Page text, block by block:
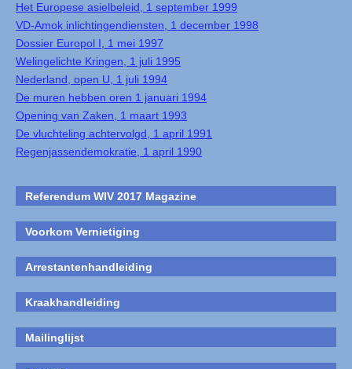
Het Europese asielbeleid, 1 september 1999
VD-Amok inlichtingendiensten, 1 december 1998
Dossier Europol I, 1 mei 1997
Welingelichte Kringen, 1 juli 1995
Nederland, open U, 1 juli 1994
De muren hebben oren 1 januari 1994
Opening van Zaken, 1 maart 1993
De vluchteling achtervolgd, 1 april 1991
Regenjassendemokratie, 1 april 1990
Referendum WIV 2017 Magazine
Voorkom Vernietiging
Arrestantenhandleiding
Kraakhandleiding
Mailinglijst